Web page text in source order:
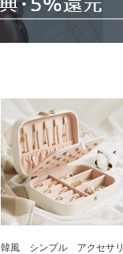
韓風 シンプル アクセサリ